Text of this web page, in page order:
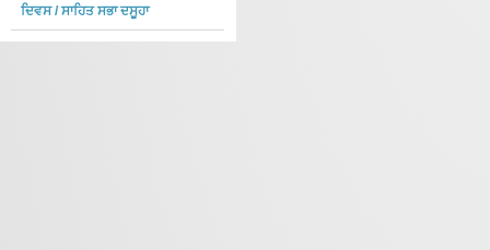
ਦਿਵਸ/ਸਾਹਿਤ ਸਭਾ ਦਸੂਹਾ